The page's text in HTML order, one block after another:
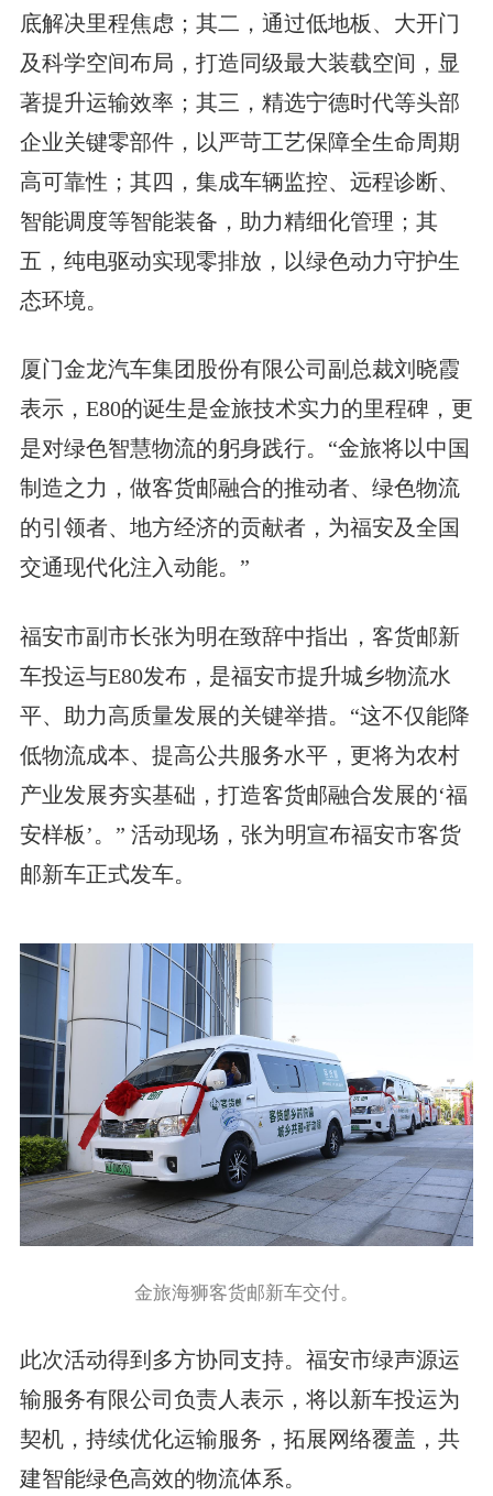
底解决里程焦虑；其二，通过低地板、大开门
及科学空间布局，打造同级最大装载空间，显
著提升运输效率；其三，精选宁德时代等头部
企业关键零部件，以严苛工艺保障全生命周期
高可靠性；其四，集成车辆监控、远程诊断、
智能调度等智能装备，助力精细化管理；其
五，纯电驱动实现零排放，以绿色动力守护生
态环境。
厦门金龙汽车集团股份有限公司副总裁刘晓霞
表示，E80的诞生是金旅技术实力的里程碑，更
是对绿色智慧物流的躬身践行。“金旅将以中国
制造之力，做客货邮融合的推动者、绿色物流
的引领者、地方经济的贡献者，为福安及全国
交通现代化注入动能。”
福安市副市长张为明在致辞中指出，客货邮新
车投运与E80发布，是福安市提升城乡物流水
平、助力高质量发展的关键举措。“这不仅能降
低物流成本、提高公共服务水平，更将为农村
产业发展夯实基础，打造客货邮融合发展的‘福
安样板’。” 活动现场，张为明宣布福安市客货
邮新车正式发车。
金旅海狮客货邮新车交付。
此次活动得到多方协同支持。福安市绿声源运
输服务有限公司负责人表示，将以新车投运为
契机，持续优化运输服务，拓展网络覆盖，共
建智能绿色高效的物流体系。